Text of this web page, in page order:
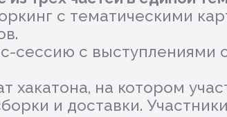
модерацию и ведение